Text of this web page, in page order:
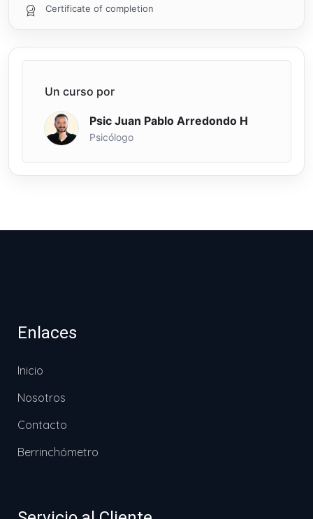
Certificate of completion
Un curso por
Psic Juan Pablo Arredondo H
Psicólogo
Enlaces
Inicio
Nosotros
Contacto
Berrinchómetro